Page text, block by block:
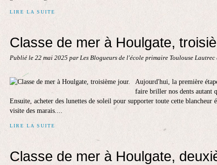
LIRE LA SUITE
Classe de mer à Houlgate,
Publié le 22 mai 2025 par Les Blogueurs de l'école primaire Toulouse Lautrec
Aujourd'hui, la première
faire briller nos dents autant
Ensuite, acheter des lunettes de soleil pour supporter toute cette blancheur
visite des marais....
LIRE LA SUITE
Classe de mer à Houlgate,